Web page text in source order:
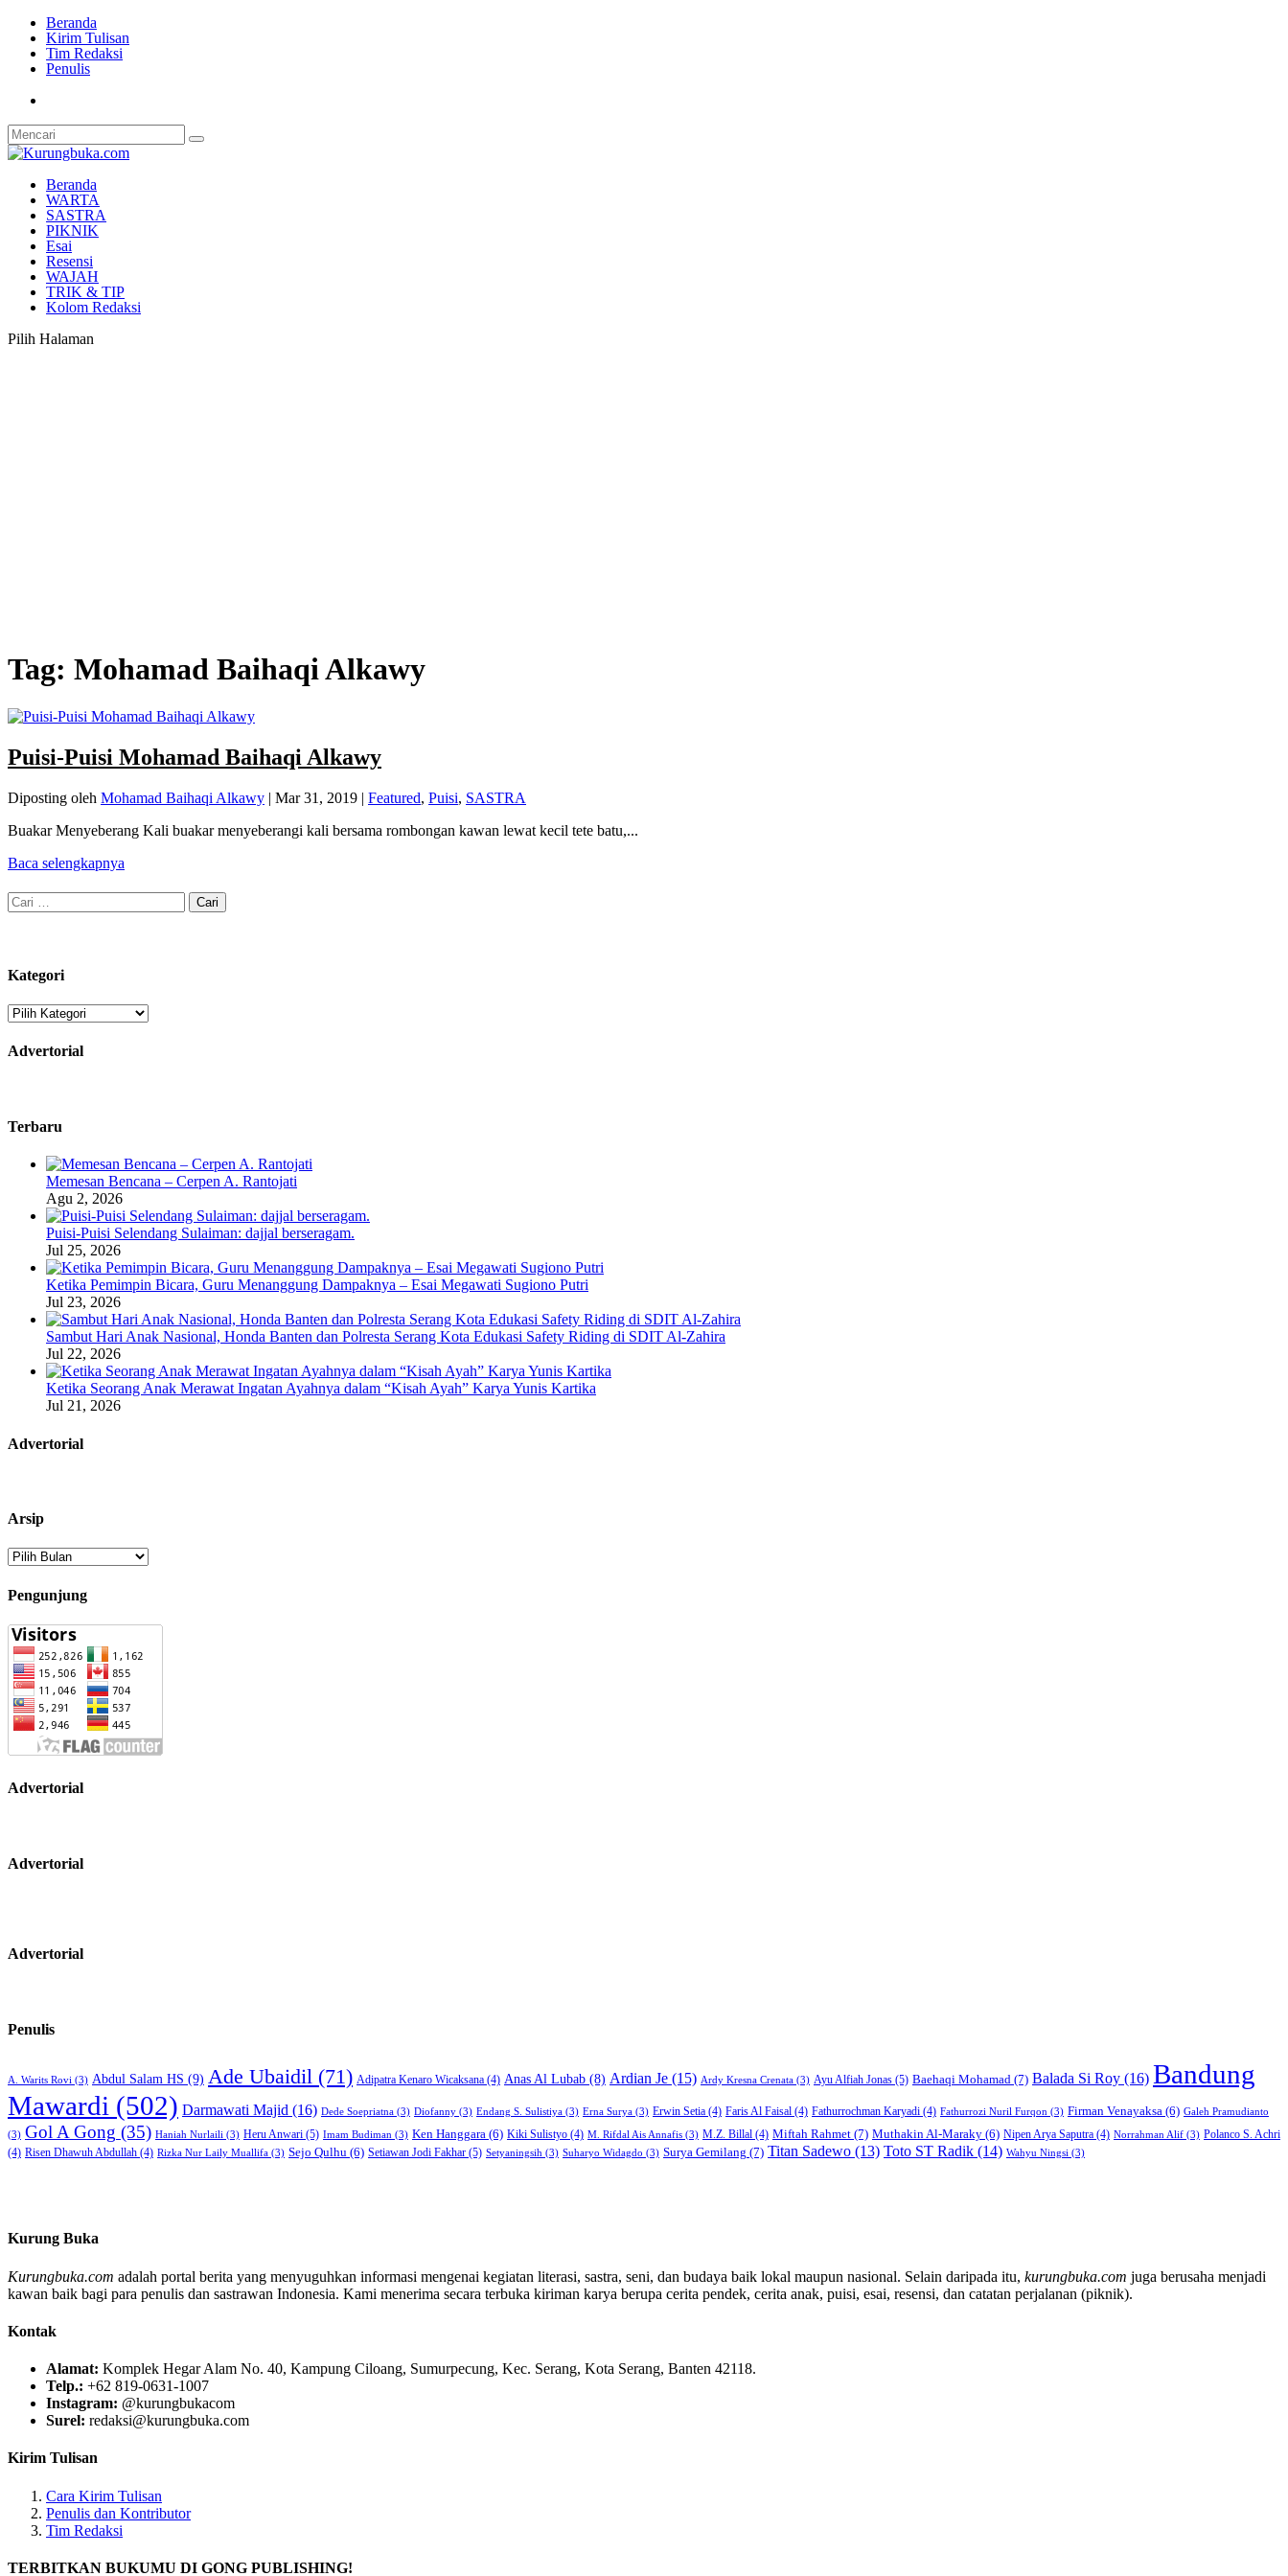
Beranda
Kirim Tulisan
Tim Redaksi
Penulis
Beranda
WARTA
SASTRA
PIKNIK
Esai
Resensi
WAJAH
TRIK & TIP
Kolom Redaksi
Pilih Halaman
Tag: Mohamad Baihaqi Alkawy
Puisi-Puisi Mohamad Baihaqi Alkawy
Diposting oleh Mohamad Baihaqi Alkawy | Mar 31, 2019 | Featured, Puisi, SASTRA
Buakar Menyeberang Kali buakar menyeberangi kali bersama rombongan kawan lewat kecil tete batu,...
Baca selengkapnya
Cari
untuk:
Kategori
Kategori
Advertorial
Terbaru
Memesan Bencana – Cerpen A. Rantojati
Agu 2, 2026
Puisi-Puisi Selendang Sulaiman: dajjal berseragam.
Jul 25, 2026
Ketika Pemimpin Bicara, Guru Menanggung Dampaknya – Esai Megawati Sugiono Putri
Jul 23, 2026
Sambut Hari Anak Nasional, Honda Banten dan Polresta Serang Kota Edukasi Safety Riding di SDIT Al-Zahira
Jul 22, 2026
Ketika Seorang Anak Merawat Ingatan Ayahnya dalam “Kisah Ayah” Karya Yunis Kartika
Jul 21, 2026
Advertorial
Arsip
Arsip
Pengunjung
Advertorial
Advertorial
Advertorial
Penulis
A. Warits Rovi (3) Abdul Salam HS (9) Ade Ubaidil (71) Adipatra Kenaro Wicaksana (4) Anas Al Lubab (8) Ardian Je (15) Ardy Kresna Crenata (3) Ayu Alfiah Jonas (5) Baehaqi Mohamad (7) Balada Si Roy (16) Bandung
Mawardi (502) Darmawati Majid (16) Dede Soepriatna (3) Diofanny (3) Endang S. Sulistiya (3) Erna Surya (3) Erwin Setia (4) Faris Al Faisal (4) Fathurrochman Karyadi (4) Fathurrozi Nuril Furqon (3) Firman Venayaksa (6) Galeh Pramudianto
(3) Gol A Gong (35) Haniah Nurlaili (3) Heru Anwari (5) Imam Budiman (3) Ken Hanggara (6) Kiki Sulistyo (4) M. Rifdal Ais Annafis (3) M.Z. Billal (4) Miftah Rahmet (7) Muthakin Al-Maraky (6) Nipen Arya Saputra (4) Norrahman Alif (3) Polanco S. Achri
(4) Risen Dhawuh Abdullah (4) Rizka Nur Laily Muallifa (3) Sejo Qulhu (6) Setiawan Jodi Fakhar (5) Setyaningsih (3) Suharyo Widagdo (3) Surya Gemilang (7) Titan Sadewo (13) Toto ST Radik (14) Wahyu Ningsi (3)
Kurung Buka
Kurungbuka.com adalah portal berita yang menyuguhkan informasi mengenai kegiatan literasi, sastra, seni, dan budaya baik lokal maupun nasional. Selain daripada itu, kurungbuka.com juga berusaha menjadi
kawan baik bagi para penulis dan sastrawan Indonesia. Kami menerima secara terbuka kiriman karya berupa cerita pendek, cerita anak, puisi, esai, resensi, dan catatan perjalanan (piknik).
Kontak
Alamat: Komplek Hegar Alam No. 40, Kampung Ciloang, Sumurpecung, Kec. Serang, Kota Serang, Banten 42118.
Telp.: +62 819-0631-1007
Instagram: @kurungbukacom
Surel: redaksi@kurungbuka.com
Kirim Tulisan
Cara Kirim Tulisan
Penulis dan Kontributor
Tim Redaksi
TERBITKAN BUKUMU DI GONG PUBLISHING!